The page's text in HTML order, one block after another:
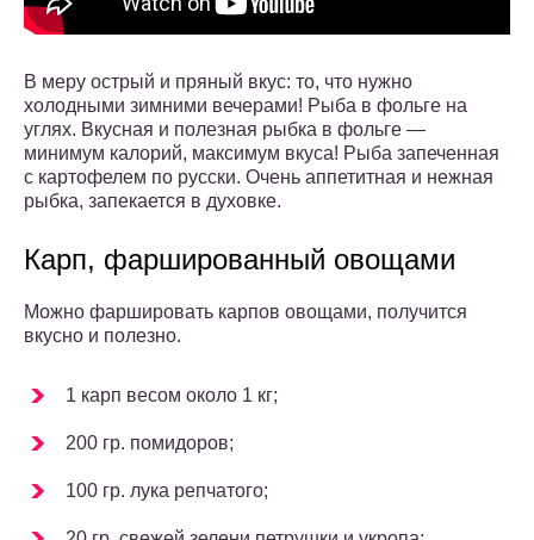
В меру острый и пряный вкус: то, что нужно
холодными зимними вечерами! Рыба в фольге на
углях. Вкусная и полезная рыбка в фольге —
минимум калорий, максимум вкуса! Рыба запеченная
с картофелем по русски. Очень аппетитная и нежная
рыбка, запекается в духовке.
Карп, фаршированный овощами
Можно фаршировать карпов овощами, получится
вкусно и полезно.
1 карп весом около 1 кг;
200 гр. помидоров;
100 гр. лука репчатого;